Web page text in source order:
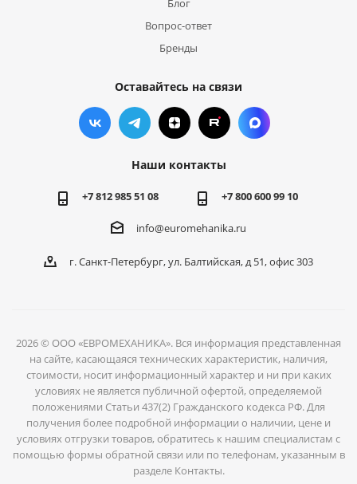
Блог
Вопрос-ответ
Бренды
Оставайтесь на связи
Наши контакты
+7 812 985 51 08 +7 800 600 99 10
info@euromehanika.ru
г. Санкт-Петербург, ул. Балтийская, д 51, офис 303
2026 © ООО «ЕВРОМЕХАНИКА». Вся информация представленная
на сайте, касающаяся технических характеристик, наличия,
стоимости, носит информационный характер и ни при каких
условиях не является публичной офертой, определяемой
положениями Статьи 437(2) Гражданского кодекса РФ. Для
получения более подробной информации о наличии, цене и
условиях отгрузки товаров, обратитесь к нашим специалистам с
помощью формы обратной связи или по телефонам, указанным в
разделе Контакты.